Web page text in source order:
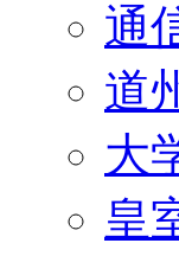
通
道
大
皇